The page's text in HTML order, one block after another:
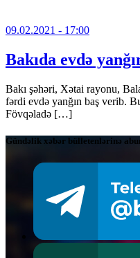
09.02.2021 - 17:00
Bakıda evdə
Bakı şəhəri, Xətai rayonu,
fərdi evdə yanğın baş verib.
Fövqəladə […]
Gündəlik xəbər bülletenlərinə